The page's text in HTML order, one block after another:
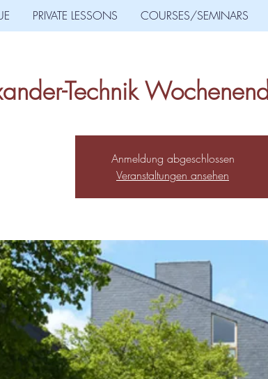
PRIVATE LESSONS COURSES/SEMINARS
Technik
Anmeldung abgeschlossen
Veranstaltungen ansehen